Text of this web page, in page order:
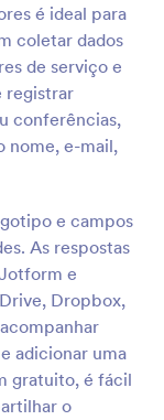
é ideal para
coletar dados
de serviço e
registrar
conferências,
nome, e-mail,
e campos
As respostas
e
Dropbox,
adicionar uma
gratuito, é fácil
o
CRM como
os dados
de
o
gratuito da
imagem
Ficha de
gratuito